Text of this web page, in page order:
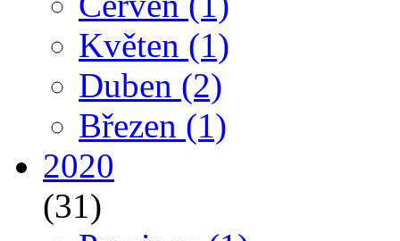
Květen (1)
Duben (2)
Březen (1)
2020
(31)